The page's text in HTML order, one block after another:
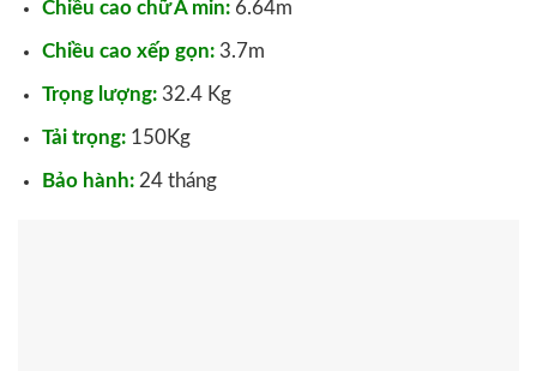
Chiều cao chữ A min:6.64m
Chiều cao xếp gọn:3.7m
Trọng lượng:32.4 Kg
Tải trọng:150Kg
Bảo hành:24 tháng